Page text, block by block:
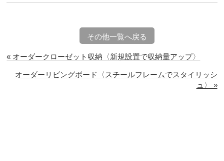
その他一覧へ戻る
« オーダークローゼット収納〈新規設置で収納量アップ〉
オーダーリビングボード〈スチールフレームでスタイリッシ
ュ〉 »